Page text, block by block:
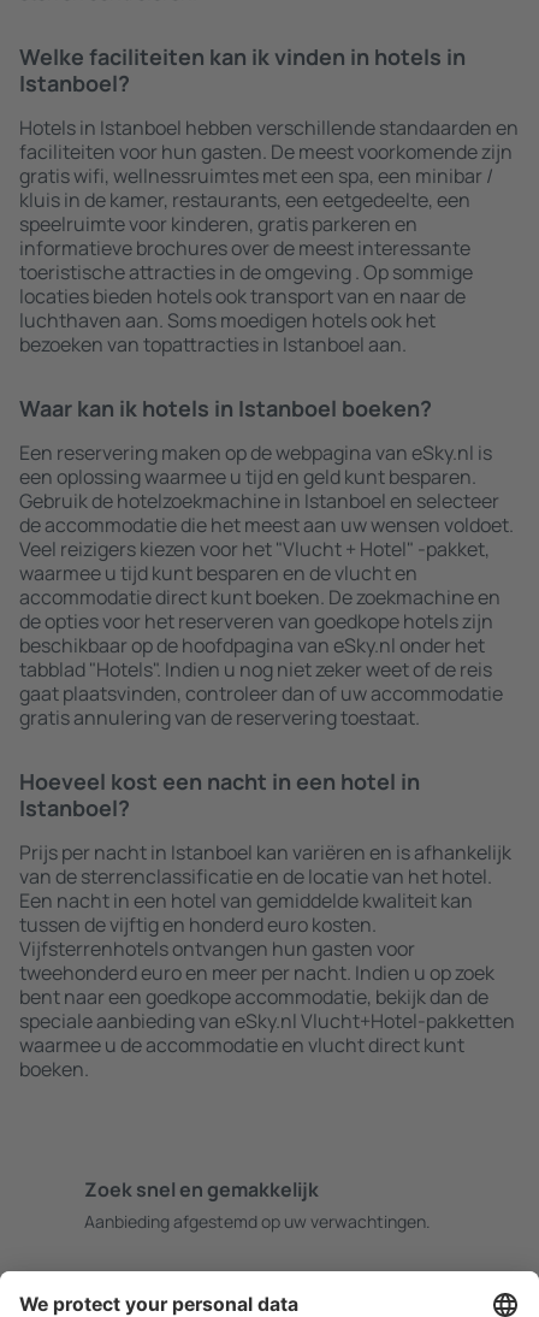
Welke faciliteiten kan ik vinden in hotels in
Istanboel?
Hotels in Istanboel hebben verschillende standaarden en
faciliteiten voor hun gasten. De meest voorkomende zijn
gratis wifi, wellnessruimtes met een spa, een minibar /
kluis in de kamer, restaurants, een eetgedeelte, een
speelruimte voor kinderen, gratis parkeren en
informatieve brochures over de meest interessante
toeristische attracties in de omgeving . Op sommige
locaties bieden hotels ook transport van en naar de
luchthaven aan. Soms moedigen hotels ook het
bezoeken van topattracties in Istanboel aan.
Waar kan ik hotels in Istanboel boeken?
Een reservering maken op de webpagina van eSky.nl is
een oplossing waarmee u tijd en geld kunt besparen.
Gebruik de hotelzoekmachine in Istanboel en selecteer
de accommodatie die het meest aan uw wensen voldoet.
Veel reizigers kiezen voor het "Vlucht + Hotel" -pakket,
waarmee u tijd kunt besparen en de vlucht en
accommodatie direct kunt boeken. De zoekmachine en
de opties voor het reserveren van goedkope hotels zijn
beschikbaar op de hoofdpagina van eSky.nl onder het
tabblad "Hotels". Indien u nog niet zeker weet of de reis
gaat plaatsvinden, controleer dan of uw accommodatie
gratis annulering van de reservering toestaat.
Hoeveel kost een nacht in een hotel in
Istanboel?
Prijs per nacht in Istanboel kan variëren en is afhankelijk
van de sterrenclassificatie en de locatie van het hotel.
Een nacht in een hotel van gemiddelde kwaliteit kan
tussen de vijftig en honderd euro kosten.
Vijfsterrenhotels ontvangen hun gasten voor
tweehonderd euro en meer per nacht. Indien u op zoek
bent naar een goedkope accommodatie, bekijk dan de
speciale aanbieding van eSky.nl Vlucht+Hotel-pakketten
waarmee u de accommodatie en vlucht direct kunt
boeken.
Zoek snel en gemakkelijk
Aanbieding afgestemd op uw verwachtingen.
Plan veilig